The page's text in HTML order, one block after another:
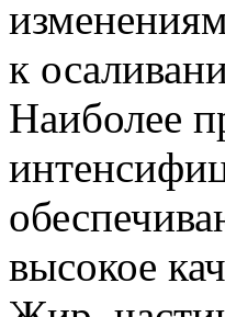
к
Наиболее
высокое